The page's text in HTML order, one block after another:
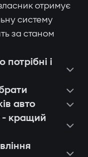
отримує
систему
за станом
потрібні і
авто
- кращий